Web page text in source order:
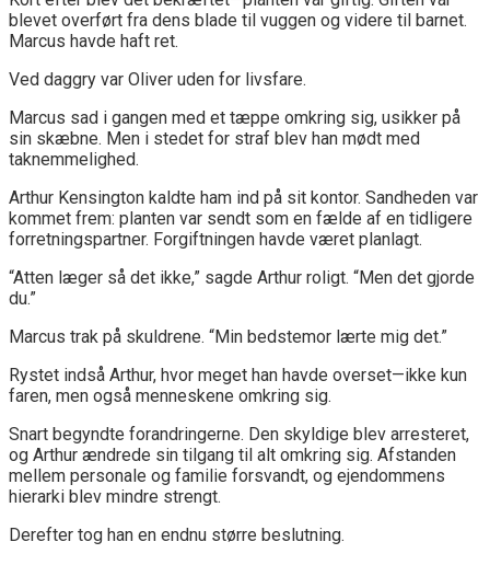
blevet overført fra dens blade til vuggen og videre til barnet.
Marcus havde haft ret.
Ved daggry var Oliver uden for livsfare.
Marcus sad i gangen med et tæppe omkring sig, usikker på
sin skæbne. Men i stedet for straf blev han mødt med
taknemmelighed.
Arthur Kensington kaldte ham ind på sit kontor. Sandheden var
kommet frem: planten var sendt som en fælde af en tidligere
forretningspartner. Forgiftningen havde været planlagt.
“Atten læger så det ikke,” sagde Arthur roligt. “Men det gjorde
du.”
Marcus trak på skuldrene. “Min bedstemor lærte mig det.”
Rystet indså Arthur, hvor meget han havde overset—ikke kun
faren, men også menneskene omkring sig.
Snart begyndte forandringerne. Den skyldige blev arresteret,
og Arthur ændrede sin tilgang til alt omkring sig. Afstanden
mellem personale og familie forsvandt, og ejendommens
hierarki blev mindre strengt.
Derefter tog han en endnu større beslutning.